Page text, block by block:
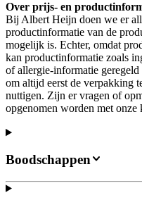
Over prijs- en
Bij Albert Heijn doen we er
productinformatie van de
mogelijk is. Echter, omdat
kan productinformatie zoals
of allergie-informatie geregeld
om altijd eerst de verpakking
nuttigen. Zijn er vragen of
opgenomen worden met onze
Boodschappen